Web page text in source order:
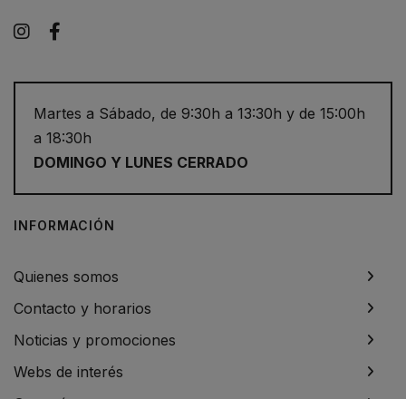
Instagram
Martes a Sábado, de 9:30h a 13:30h y de 15:00h
a 18:30h
DOMINGO Y LUNES CERRADO
INFORMACIÓN
Quienes somos
Contacto y horarios
Noticias y promociones
Webs de interés